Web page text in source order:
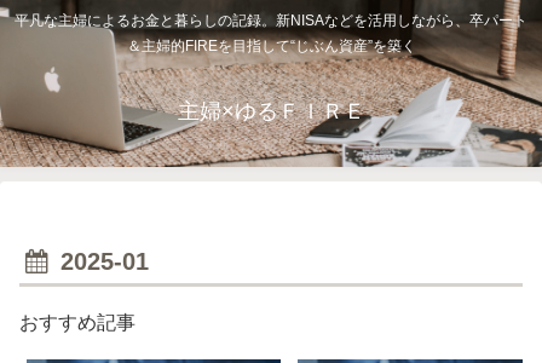
平凡な主婦によるお金と暮らしの記録。新NISAなどを活用しながら、卒パート
＆主婦的FIREを目指して“じぶん資産”を築く
主婦×ゆるＦＩＲＥ
2025-01
おすすめ記事